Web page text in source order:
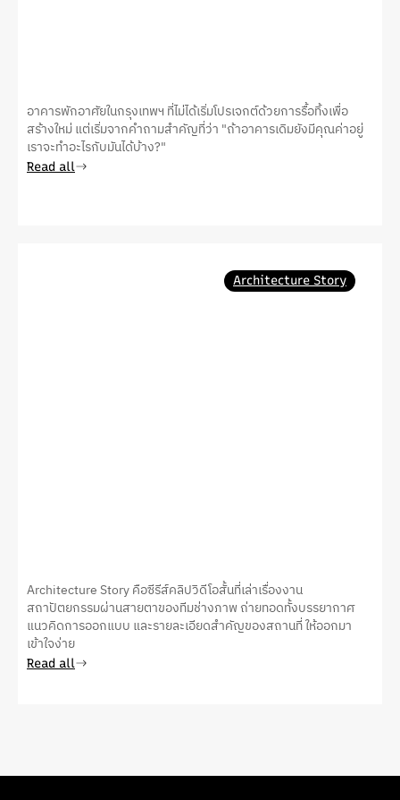
อาคารพักอาศัยในกรุงเทพฯ ที่ไม่ได้เริ่มโปรเจกต์ด้วยการรื้อทิ้งเพื่อ
สร้างใหม่ แต่เริ่มจากคำถามสำคัญที่ว่า "ถ้าอาคารเดิมยังมีคุณค่าอยู่
เราจะทำอะไรกับมันได้บ้าง?"
Read all
Architecture Story
Architecture Story คือซีรีส์คลิปวิดีโอสั้นที่เล่าเรื่องงาน
สถาปัตยกรรมผ่านสายตาของทีมช่างภาพ ถ่ายทอดทั้งบรรยากาศ
แนวคิดการออกแบบ และรายละเอียดสำคัญของสถานที่ ให้ออกมา
เข้าใจง่าย
Read all